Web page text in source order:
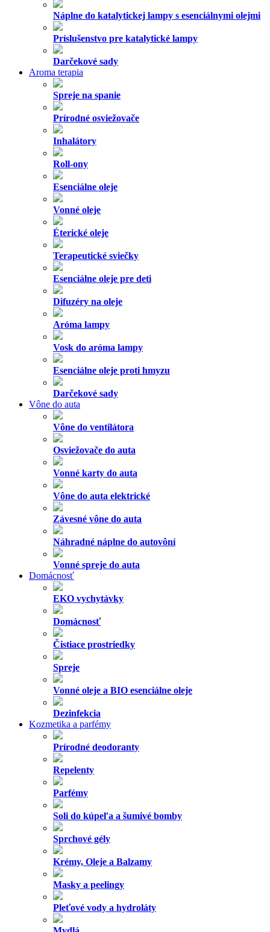
Náplne do katalytickej lampy s esenciálnymi olejmi
Príslušenstvo pre katalytické lampy
Darčekové sady
Aroma terapia
Spreje na spanie
Prírodné osviežovače
Inhalátory
Roll-ony
Esenciálne oleje
Vonné oleje
Éterické oleje
Terapeutické sviečky
Esenciálne oleje pre deti
Difuzéry na oleje
Aróma lampy
Vosk do aróma lampy
Esenciálne oleje proti hmyzu
Darčekové sady
Vône do auta
Vône do ventilátora
Osviežovače do auta
Vonné karty do auta
Vône do auta elektrické
Závesné vône do auta
Náhradné náplne do autovôní
Vonné spreje do auta
Domácnosť
EKO vychytávky
Domácnosť
Čistiace prostriedky
Spreje
Vonné oleje a BIO esenciálne oleje
Dezinfekcia
Kozmetika a parfémy
Prírodné deodoranty
Repelenty
Parfémy
Soli do kúpeľa a šumivé bomby
Sprchové gély
Krémy, Oleje a Balzamy
Masky a peelingy
Pleťové vody a hydroláty